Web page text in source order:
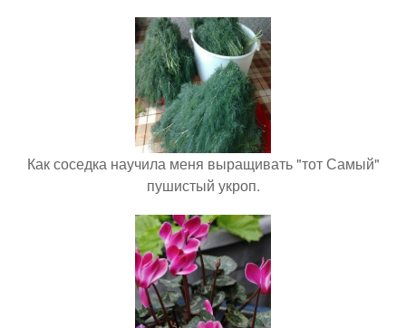
Как соседка научила меня выращивать "тот Самый"
пушистый укроп.